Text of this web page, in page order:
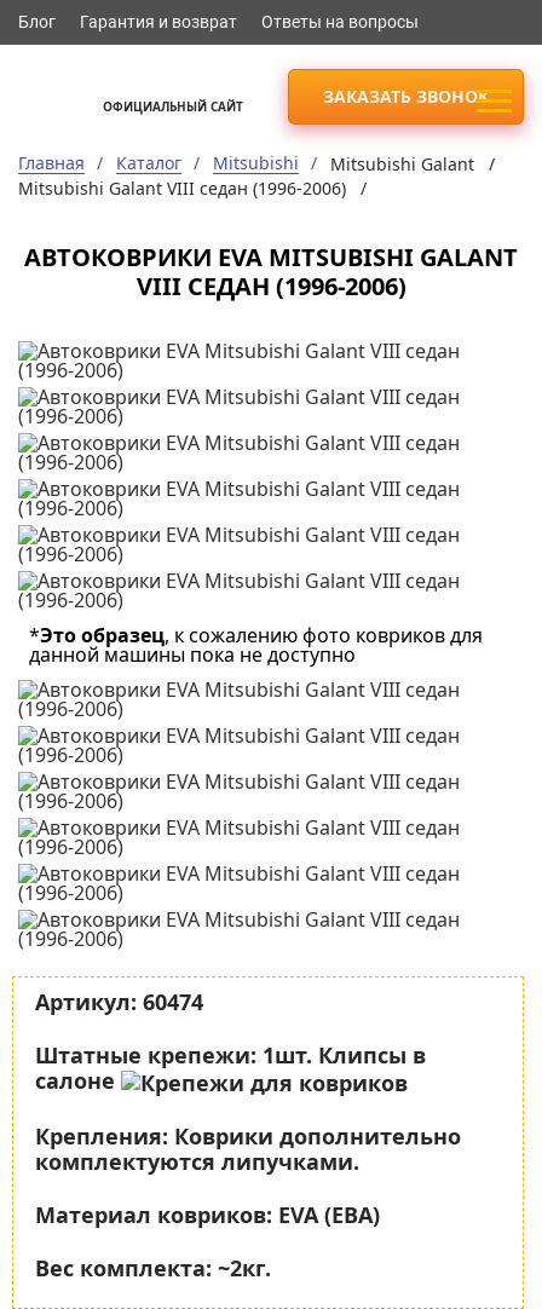
Блог Гарантия и возврат Ответы на вопросы
ОФИЦИАЛЬНЫЙ САЙТ ЗАКАЗАТЬ ЗВОНОК
Главная Каталог Mitsubishi
Mitsubishi Galant /
Mitsubishi Galant VIII седан (1996-2006) /
АВТОКОВРИКИ EVA MITSUBISHI GALANT
VIII СЕДАН (1996-2006)
*Это образец, к сожалению фото ковриков для
данной машины пока не доступно
Артикул: 60474
Штатные крепежи: 1шт. Клипсы в
салоне
Крепления: Коврики дополнительно
комплектуются липучками.
Материал ковриков: EVA (ЕВА)
Вес комплекта: ~2кг.